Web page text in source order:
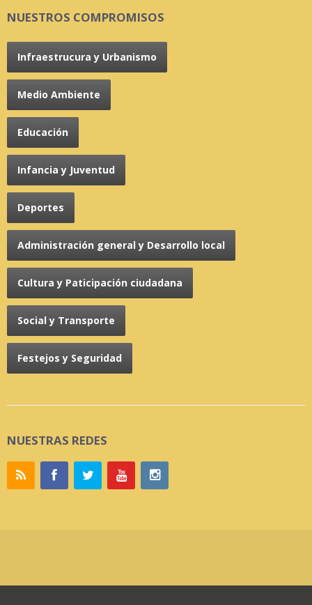
NUESTROS COMPROMISOS
Infraestrucura y Urbanismo
Medio Ambiente
Educación
Infancia y Juventud
Deportes
Administración general y Desarrollo local
Cultura y Paticipación ciudadana
Social y Transporte
Festejos y Seguridad
NUESTRAS REDES